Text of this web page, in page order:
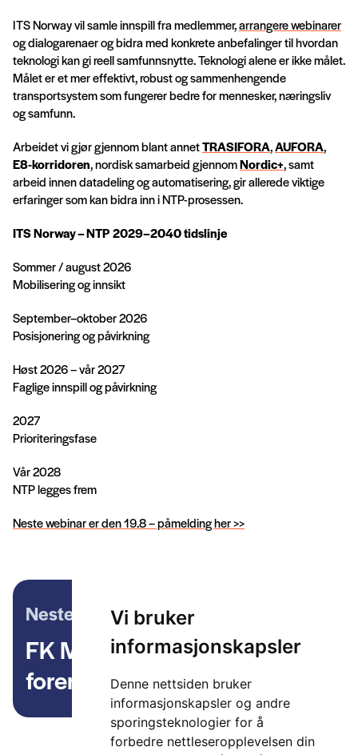
Vi bruker
informasjonskapsler
Denne nettsiden bruker
informasjonskapsler og andre
sporingsteknologier for å
forbedre nettleseropplevelsen din
ITS Norway vil samle innspill fra medlemmer,arrangere webinarer
og dialogarenaer og bidra med konkrete anbefalinger til hvordan
teknologi kan gi reell samfunnsnytte. Teknologi alene er ikke målet.
Målet er et mer effektivt, robust og sammenhengende
transportsystem som fungerer bedre for mennesker, næringsliv
og samfunn.
Arbeidet vi gjør gjennom blant annetTRASIFORA,AUFORA,
E8-korridoren, nordisk samarbeid gjennomNordic+, samt
arbeid innen datadeling og automatisering, gir allerede viktige
erfaringer som kan bidra inn i NTP-prosessen.
ITS Norway – NTP 2029–2040 tidslinje
Sommer / august 2026
Mobilisering og innsikt
September–oktober 2026
Posisjonering og påvirkning
Høst 2026 – vår 2027
Faglige innspill og påvirkning
2027
Prioriteringsfase
Vår 2028
NTP legges frem
Neste webinar er den 19.8 – påmelding her >>
Neste artikkel
FK Mobility er nytt medlem i
foreningen